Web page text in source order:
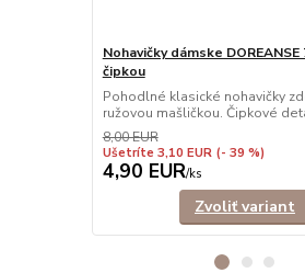
Nohavičky dámske DOREANSE
čipkou
Pohodlné klasické nohavičky
ružovou mašličkou. Čipkové
8,00 EUR
Ušetríte 3,10 EUR (- 39 %)
4,90 EUR/ks
Zvoliť variant